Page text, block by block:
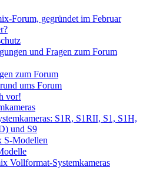
Forum, gegründet im Februar
und Fragen zum Forum
zum Forum
ums Forum
vor!
S1R, S1RII, S1, S1H,
und S9
Modellen
Vollformat-Systemkameras